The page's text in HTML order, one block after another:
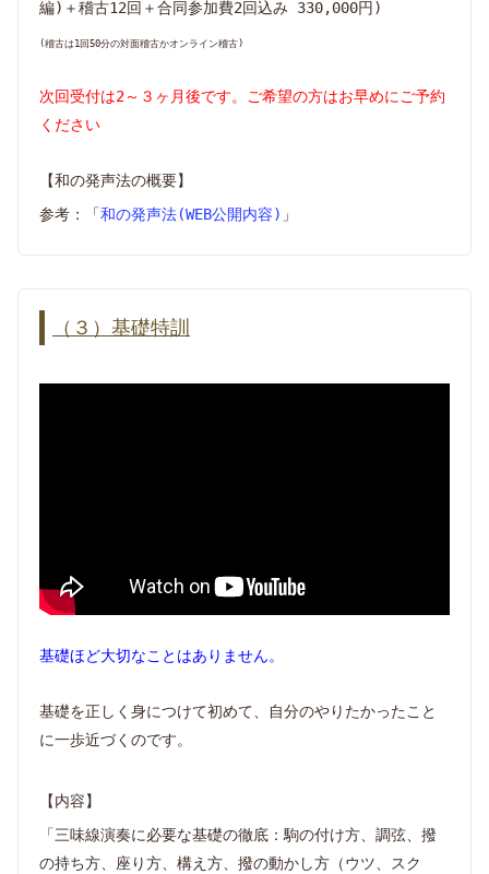
編)＋稽古12回＋合同参加費2回込み 330,000円)
(稽古は1回50分の対面稽古かオンライン稽古)
次回受付は2～３ヶ月後です。ご希望の方はお早めにご予約
ください
【和の発声法の概要】
参考：「和の発声法(WEB公開内容) 」
（３）基礎特訓
基礎ほど大切なことはありません。
基礎を正しく身につけて初めて、自分のやりたかったこと
に一歩近づくのです。
【内容】
「三味線演奏に必要な基礎の徹底：駒の付け方、調弦、撥
の持ち方、座り方、構え方、撥の動かし方（ウツ、スク